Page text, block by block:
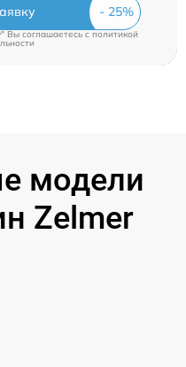
Вы соглашаетесь c политикой
модели
Zelmer